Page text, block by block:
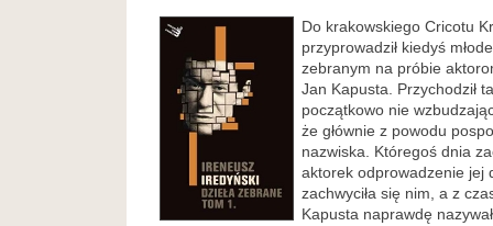
Do krakowskiego Cricotu
przyprowadził kiedyś
zebranym na próbie
Jan Kapusta. Przychodził
początkowo nie
że głównie z powodu
nazwiska. Któregoś dnia
aktorek odprowadzenie jej
zachwyciła się nim, a z
Kapusta naprawdę